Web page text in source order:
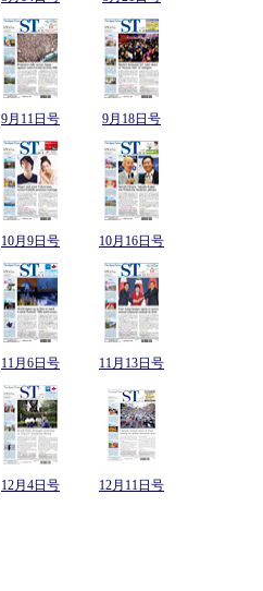
9月11日号 9月18日号
10月9日号 10月16日号
11月6日号 11月13日号
12月4日号 12月11日号